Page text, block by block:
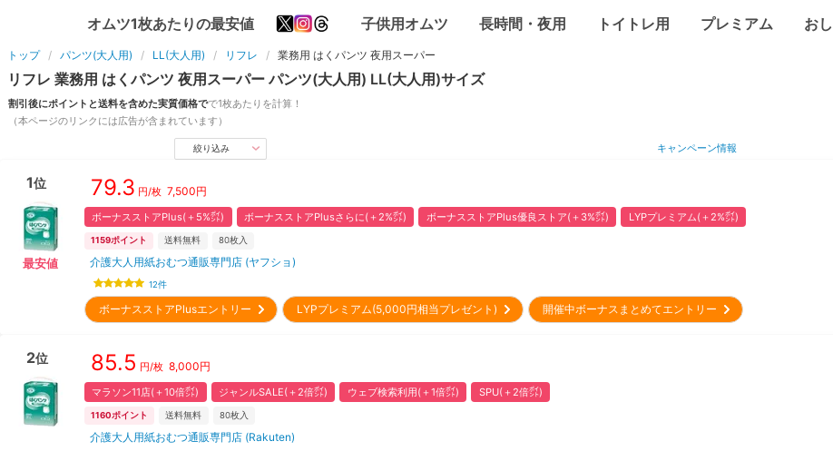
オムツ1枚あたりの最安値 子供用オムツ 長時間・夜用 トイトレ用 プレミアム お
トップ パンツ(大人用) LL(大人用) リフレ 業務用 はくパンツ 夜用スーパー
リフレ 業務用 はくパンツ 夜用スーパー パンツ(大人用) LL(大人用)サイズ
割引後にポイントと送料を含めた実質価格でで1枚あたりを計算！
（本ページのリンクには広告が含まれています）
絞り込み キャンペーン情報
1位
最安値
79.3 円/枚 7,500円
ボーナスストアPlus(＋5%㌽) ボーナスストアPlusさらに(＋2%㌽) ボーナスストアPlus優良ストア(＋3%㌽) LYPプレミアム(＋2%㌽)
1159ポイント 送料無料 80枚入
介護大人用紙おむつ通販専門店 (ヤフショ)
12件
ボーナスストアPlusエントリー LYPプレミアム(5,000円相当プレゼント) 開催中ボーナスまとめてエントリー
2位 85.5 円/枚 8,000円
マラソン11店(＋10倍㌽) ジャンルSALE(＋2倍㌽) ウェブ検索利用(＋1倍㌽) SPU(＋2倍㌽)
1160ポイント 送料無料 80枚入
介護大人用紙おむつ通販専門店 (Rakuten)